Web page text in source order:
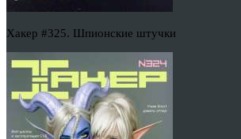
Хакер #325. Шпионские штучки